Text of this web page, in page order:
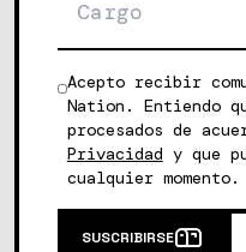
Acepto recibir
Nation. Entiendo
procesados de
Privacidad y que
cualquier momento.
SUSCRIBIRSE